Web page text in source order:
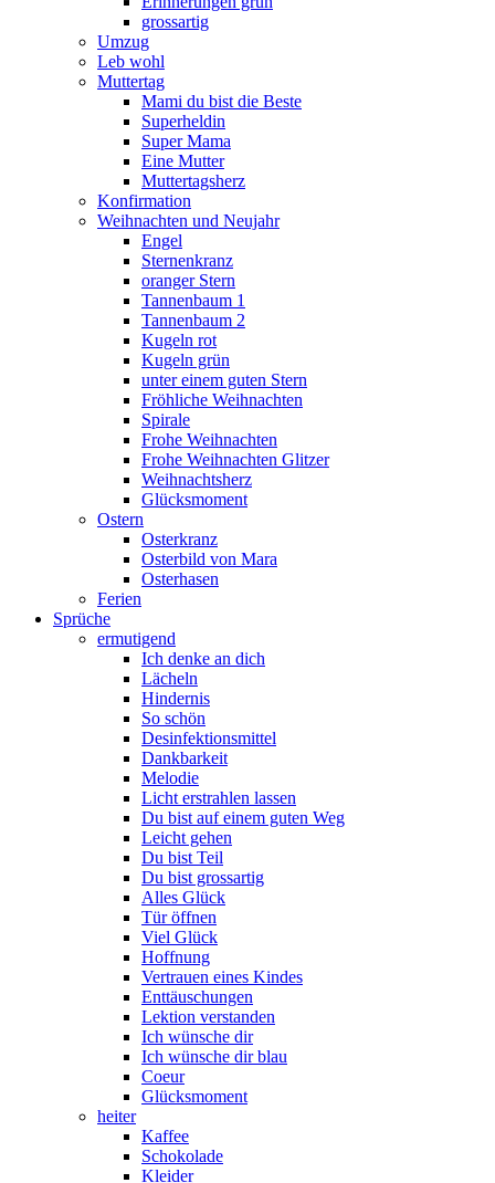
grossartig
Umzug
Leb wohl
Muttertag
Mami du bist die Beste
Superheldin
Super Mama
Eine Mutter
Muttertagsherz
Konfirmation
Weihnachten und Neujahr
Engel
Sternenkranz
oranger Stern
Tannenbaum 1
Tannenbaum 2
Kugeln rot
Kugeln grün
unter einem guten Stern
Fröhliche Weihnachten
Spirale
Frohe Weihnachten
Frohe Weihnachten Glitzer
Weihnachtsherz
Glücksmoment
Ostern
Osterkranz
Osterbild von Mara
Osterhasen
Ferien
Sprüche
ermutigend
Ich denke an dich
Lächeln
Hindernis
So schön
Desinfektionsmittel
Dankbarkeit
Melodie
Licht erstrahlen lassen
Du bist auf einem guten Weg
Leicht gehen
Du bist Teil
Du bist grossartig
Alles Glück
Tür öffnen
Viel Glück
Hoffnung
Vertrauen eines Kindes
Enttäuschungen
Lektion verstanden
Ich wünsche dir
Ich wünsche dir blau
Coeur
Glücksmoment
heiter
Kaffee
Schokolade
Kleider